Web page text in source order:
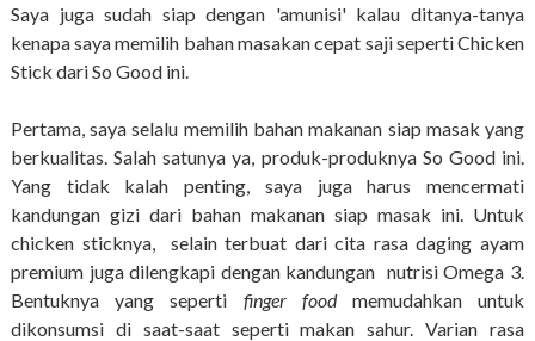
Saya juga sudah siap dengan 'amunisi' kalau ditanya-tanya
kenapa saya memilih bahan masakan cepat saji seperti Chicken
Stick dari So Good ini.
Pertama, saya selalu memilih bahan makanan siap masak yang
berkualitas. Salah satunya ya, produk-produknya So Good ini.
Yang tidak kalah penting, saya juga harus mencermati
kandungan gizi dari bahan makanan siap masak ini. Untuk
chicken sticknya, selain terbuat daricita rasa daging ayam
premium juga dilengkapi dengan kandungan nutrisi Omega 3.
Bentuknya yang seperti finger foodmemudahkan untuk
dikonsumsi di saat-saat seperti makan sahur. Varian rasa